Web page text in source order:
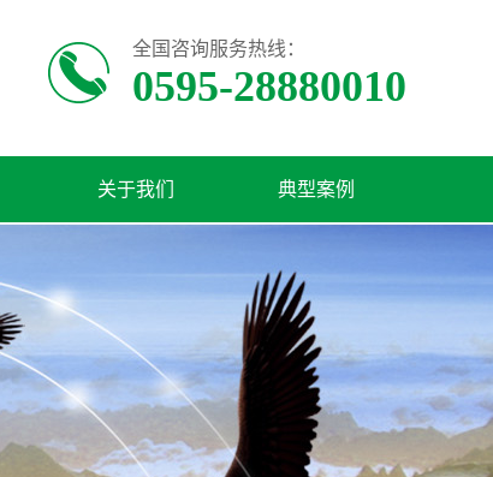
全国咨询服务热线：
0595-28880010
关于我们 典型案例